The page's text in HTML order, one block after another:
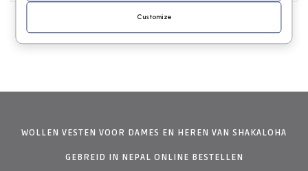
WOLLEN VESTEN VOOR DAMES EN HEREN VAN SHAKALOHA
GEBREID IN NEPAL ONLINE BESTELLEN
Customize